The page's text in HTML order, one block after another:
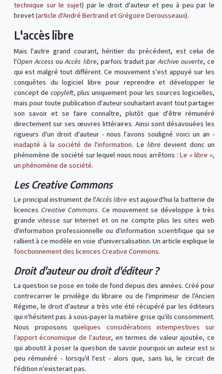
technique sur le sujet) par le droit d'auteur et peu à peu par le
brevet (article d'André Bertrand et Grégoire Derousseaux).
L'accès libre
Mais l'autre grand courant, héritier du précédent, est celui de
l'Open Access ouAccès libre, parfois traduit parArchive ouverte, ce
qui est malgré tout différent. Ce mouvement s'est appuyé sur les
conquêtes du logiciel libre pour reprendre et développer le
concept decopyleft, plus uniquement pour les sources logicielles,
mais pour toute publication d'auteur souhaitant avant tout partager
son savoir et se faire connaître, plutôt que d'être rémunéré
directement sur ses œuvres littéraires. Ainsi sont désavouées les
rigueurs d'un droit d'auteur - nous l'avons souligné voici un an -
inadapté à la société de l'information. Lelibre devient donc un
phénomène de société sur lequel nous nous arrêtons :Le « libre »,
un phénomène de société.
Les Creative Commons
Le principal instrument de l'Accès libre est aujourd'hui la batterie de
licencesCreative Commons. Ce mouvement se développe à très
grande vitesse sur Internet et on ne compte plus les sites web
d'information professionnelle ou d'information scientifique qui se
rallient à ce modèle en voie d'universalisation. Un article explique le
fonctionnement des licences Creative Commons.
Droit d'auteur ou droit d'éditeur ?
La question se pose en toile de fond depuis des années. Créé pour
contrecarrer le privilège du libraire ou de l'imprimeur de l'Ancien
Régime, le droit d'auteur a très vite été récupéré par les éditeurs
qui n'hésitent pas à sous-payer la matière grise qu'ils consomment.
Nous proposonsquelques considérations intempestives sur
l'apport économique de l'auteur, en termes de valeur ajoutée, ce
qui aboutit à poser la question de savoir pourquoi un auteur est si
peu rémunéré - lorsqu'il l'est - alors que, sans lui, le circuit de
l'édition n'existerait pas.